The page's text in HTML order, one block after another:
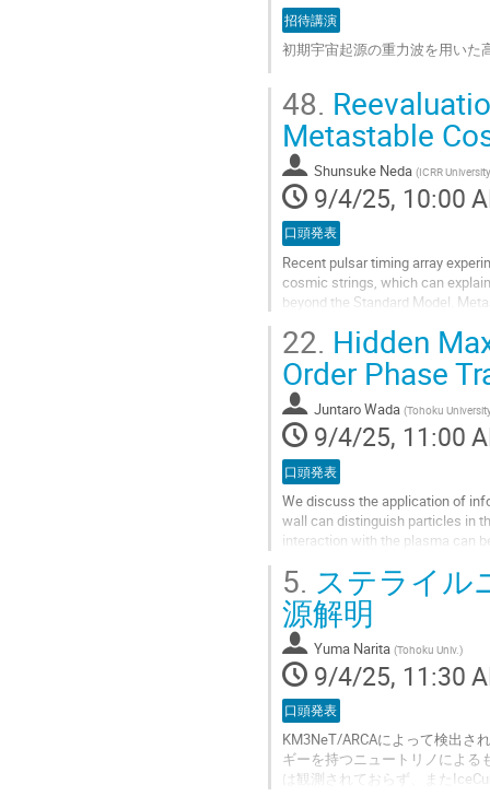
page
招待講演
初期宇宙起源の重力波を用いた
to
contribution
page
48.
Metastable
Shunsuke Neda (ICRR
9/4/25, 10:00
口頭発表
Recent pulsar timing array
cosmic strings, which can
beyond the Standard Model.
Go
to
contribution
page
22. Hidden
Order Phase
Juntaro Wada (Tohoku
9/4/25, 11:00
口頭発表
We discuss the application of
wall can distinguish particles in
interaction with the plasma can
Go
to
contribution
page
5. ステライル
源解明
Yuma Narita (Tohoku Univ.)
9/4/25, 11:30
口頭発表
KM3NeT/ARCAによって検出さ
ギーを持つニュートリノによる
は観測されておらず、また